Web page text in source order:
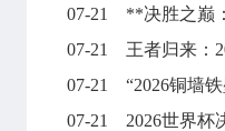
07-21
**决胜之巅：
07-21
王者归来：
07-21
“2026铜墙铁壁：
07-21
2026世界杯决赛票